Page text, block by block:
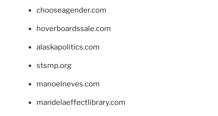
chooseagender.com
hoverboardssale.com
alaskapolitics.com
stsmp.org
manoelneves.com
mandelaeffectlibrary.com